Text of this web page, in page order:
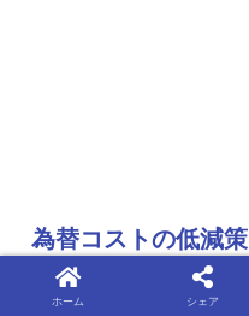
為替コストの低減策
ホーム シェア